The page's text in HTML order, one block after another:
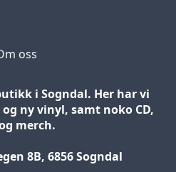
oss
i Sogndal. Her har vi
ny vinyl, samt noko CD,
merch.
8B, 6856 Sogndal